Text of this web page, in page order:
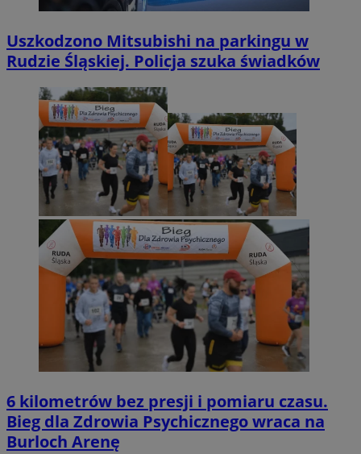
Uszkodzono Mitsubishi na parkingu w
Rudzie Śląskiej. Policja szuka świadków
6 kilometrów bez presji i pomiaru czasu.
Bieg dla Zdrowia Psychicznego wraca na
Burloch Arenę